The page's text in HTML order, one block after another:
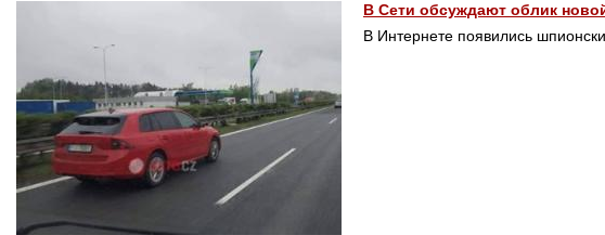
В Сети обсуждают облик
В Интернете появились